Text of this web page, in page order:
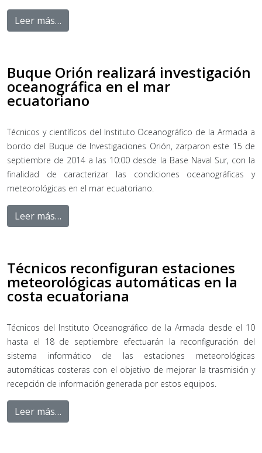
Leer más…
Buque Orión realizará investigación
oceanográfica en el mar
ecuatoriano
Técnicos y científicos del Instituto Oceanográfico de la Armada a
bordo del Buque de Investigaciones Orión, zarparon este 15 de
septiembre de 2014 a las 10:00 desde la Base Naval Sur, con la
finalidad de caracterizar las condiciones oceanográficas y
meteorológicas en el mar ecuatoriano.
Leer más…
Técnicos reconfiguran estaciones
meteorológicas automáticas en la
costa ecuatoriana
Técnicos del Instituto Oceanográfico de la Armada desde el 10
hasta el 18 de septiembre efectuarán la reconfiguración del
sistema informático de las estaciones meteorológicas
automáticas costeras con el objetivo de mejorar la trasmisión y
recepción de información generada por estos equipos.
Leer más…